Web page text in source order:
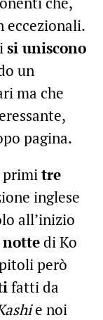
eccezionali.
si uniscono
un
ma che
pagina.
primitre
inglese
all’inizio
di Ko
però
fatti da
e noi